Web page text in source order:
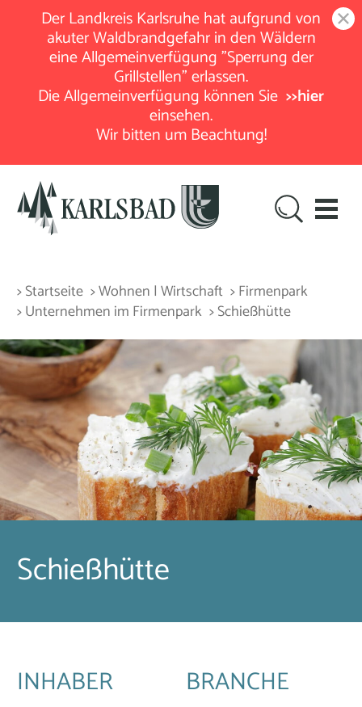
Der Landkreis Karlsruhe hat aufgrund von
akuter Waldbrandgefahr in den Wäldern
eine Allgemeinverfügung "Sperrung der
Grillstellen" erlassen.
Die Allgemeinverfügung können Sie >>hier
einsehen.
Wir bitten um Beachtung!
> Startseite > Wohnen | Wirtschaft > Firmenpark
> Unternehmen im Firmenpark > Schießhütte
Schießhütte
INHABER BRANCHE